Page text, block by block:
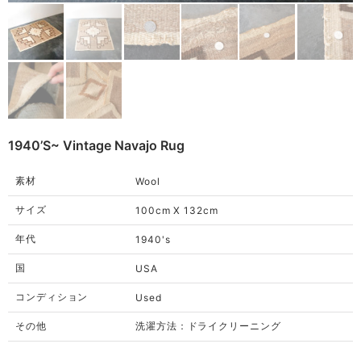
Otherwise
1940’s~ Vintage Navajo Rug
素材 Wool
サイズ 100cm X 132cm
年代 1940's
国 USA
コンディション Used
その他 洗濯方法：ドライクリーニング